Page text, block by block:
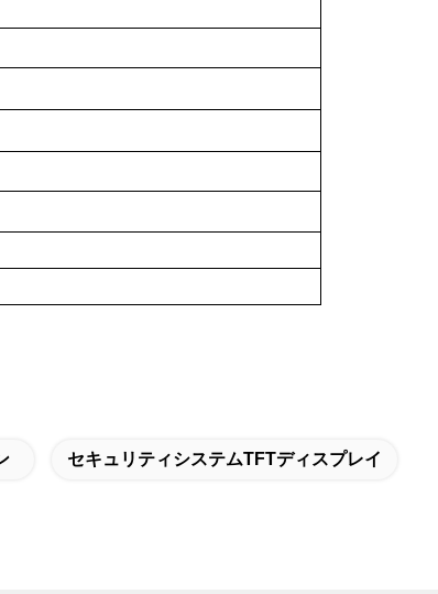
セキュリティシステムTFTディスプレイ